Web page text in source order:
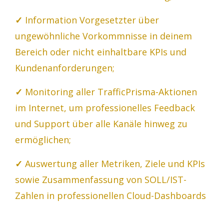
✓ Information Vorgesetzter über
ungewöhnliche Vorkommnisse in deinem
Bereich oder nicht einhaltbare KPIs und
Kundenanforderungen;
✓ Monitoring aller TrafficPrisma-Aktionen
im Internet, um professionelles Feedback
und Support über alle Kanäle hinweg zu
ermöglichen;
✓ Auswertung aller Metriken, Ziele und KPIs
sowie Zusammenfassung von SOLL/IST-
Zahlen in professionellen Cloud-Dashboards